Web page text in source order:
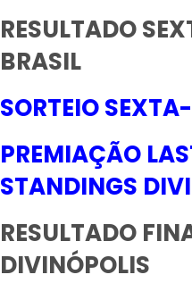
RESULTADO
BRASIL
SORTEIO
PREMIAÇÃO
STANDINGS
RESULTADO
DIVINÓPOLIS